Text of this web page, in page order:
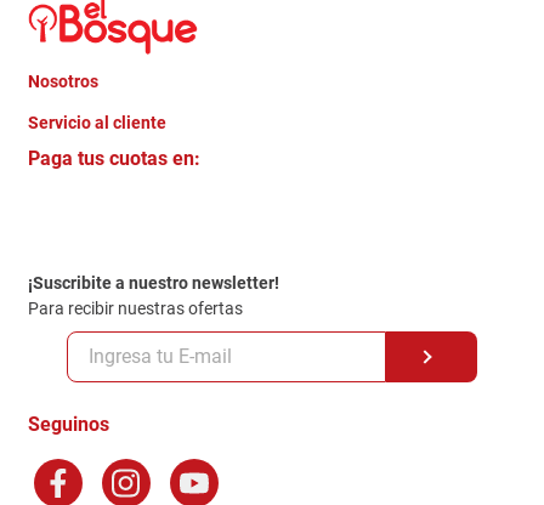
Nosotros
Quienes somos
Trabaja con Nosotros
Servicio al cliente
Crédito Directo
Politica de Privacidad
Políticas y condiciones GiftCard
Formas de Pago
Terminos y Condiciones
Factura Electronica
Paga tus cuotas en:
¡Suscribite a nuestro newsletter!
Para recibir nuestras ofertas
Seguinos